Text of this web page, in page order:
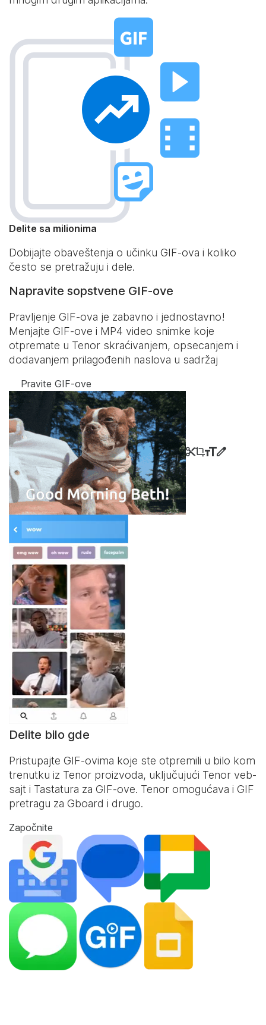
Delite sa milionima
Dobijajte obaveštenja o učinku GIF-ova i koliko
često se pretražuju i dele.
Napravite sopstvene GIF-ove
Pravljenje GIF-ova je zabavno i jednostavno!
Menjajte GIF-ove i MP4 video snimke koje
otpremate u Tenor skraćivanjem, opsecanjem i
dodavanjem prilagođenih naslova u sadržaj
Pravite GIF-ove
Delite bilo gde
Pristupajte GIF-ovima koje ste otpremili u bilo kom
trenutku iz Tenor proizvoda, uključujući Tenor veb-
sajt i Tastatura za GIF-ove. Tenor omogućava i GIF
pretragu za Gboard i drugo.
Započnite